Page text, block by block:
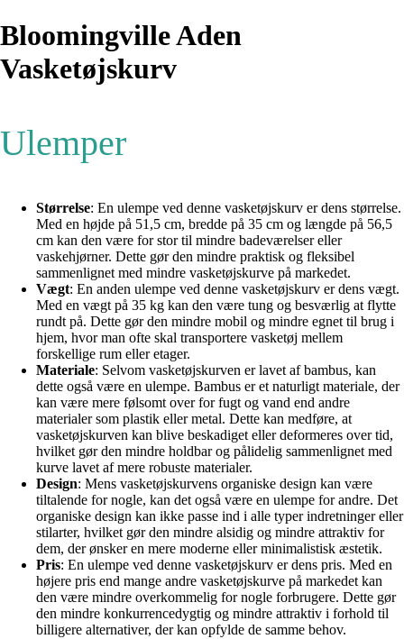
Bloomingville Aden
Vasketøjskurv
Ulemper
Størrelse: En ulempe ved denne vasketøjskurv er dens størrelse.
Med en højde på 51,5 cm, bredde på 35 cm og længde på 56,5
cm kan den være for stor til mindre badeværelser eller
vaskehjørner. Dette gør den mindre praktisk og fleksibel
sammenlignet med mindre vasketøjskurve på markedet.
Vægt: En anden ulempe ved denne vasketøjskurv er dens vægt.
Med en vægt på 35 kg kan den være tung og besværlig at flytte
rundt på. Dette gør den mindre mobil og mindre egnet til brug i
hjem, hvor man ofte skal transportere vasketøj mellem
forskellige rum eller etager.
Materiale: Selvom vasketøjskurven er lavet af bambus, kan
dette også være en ulempe. Bambus er et naturligt materiale, der
kan være mere følsomt over for fugt og vand end andre
materialer som plastik eller metal. Dette kan medføre, at
vasketøjskurven kan blive beskadiget eller deformeres over tid,
hvilket gør den mindre holdbar og pålidelig sammenlignet med
kurve lavet af mere robuste materialer.
Design: Mens vasketøjskurvens organiske design kan være
tiltalende for nogle, kan det også være en ulempe for andre. Det
organiske design kan ikke passe ind i alle typer indretninger eller
stilarter, hvilket gør den mindre alsidig og mindre attraktiv for
dem, der ønsker en mere moderne eller minimalistisk æstetik.
Pris: En ulempe ved denne vasketøjskurv er dens pris. Med en
højere pris end mange andre vasketøjskurve på markedet kan
den være mindre overkommelig for nogle forbrugere. Dette gør
den mindre konkurrencedygtig og mindre attraktiv i forhold til
billigere alternativer, der kan opfylde de samme behov.